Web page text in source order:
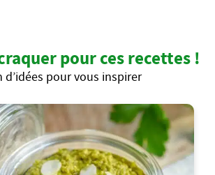
pour ces recettes !
d’idées pour vous inspirer